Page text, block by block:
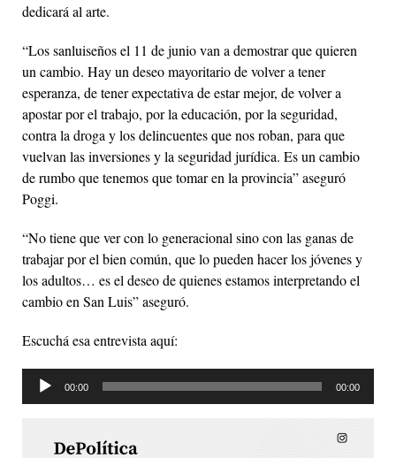
dedicará al arte.
“Los sanluiseños el 11 de junio van a demostrar que quieren
un cambio. Hay un deseo mayoritario de volver a tener
esperanza, de tener expectativa de estar mejor, de volver a
apostar por el trabajo, por la educación, por la seguridad,
contra la droga y los delincuentes que nos roban, para que
vuelvan las inversiones y la seguridad jurídica. Es un cambio
de rumbo que tenemos que tomar en la provincia” aseguró
Poggi.
“No tiene que ver con lo generacional sino con las ganas de
trabajar por el bien común, que lo pueden hacer los jóvenes y
los adultos… es el deseo de quienes estamos interpretando el
cambio en San Luis” aseguró.
Escuchá esa entrevista aquí:
Reproductor
00:00 00:00